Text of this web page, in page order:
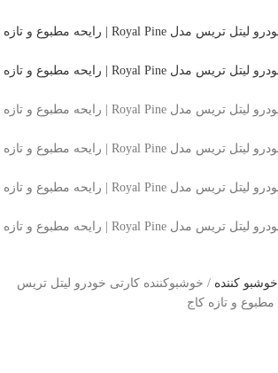
خوشبو کننده
خوشبوکننده کارتی خودرو لیتل تریس